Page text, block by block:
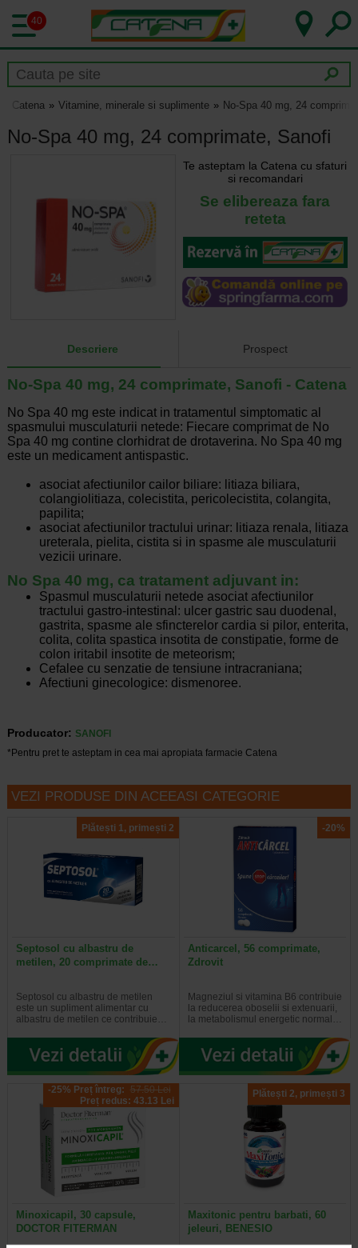
40
Catena Vitamine, minerale si suplimente No-Spa 40 mg, 24
No-Spa 40 mg, 24 comprimate, Sanofi
Te asteptam la Catena cu sfaturi
si recomandari
Se elibereaza fara
reteta
Descriere Prospect
No-Spa 40 mg, 24 comprimate, Sanofi - Catena
No Spa 40 mg este indicat in tratamentul simptomatic al
spasmului musculaturii netede: Fiecare comprimat de No
Spa 40 mg contine clorhidrat de drotaverina. No Spa 40 mg
este un medicament antispastic.
asociat afectiunilor cailor biliare: litiaza biliara,
colangiolitiaza, colecistita, pericolecistita, colangita,
papilita;
asociat afectiunilor tractului urinar: litiaza renala, litiaza
ureterala, pielita, cistita si in spasme ale musculaturii
vezicii urinare.
No Spa 40 mg, ca tratament adjuvant in:
Spasmul musculaturii netede asociat afectiunilor
tractului gastro-intestinal: ulcer gastric sau duodenal,
gastrita, spasme ale sfincterelor cardia si pilor, enterita,
colita, colita spastica insotita de constipatie, forme de
colon iritabil insotite de meteorism;
Cefalee cu senzatie de tensiune intracraniana;
Afectiuni ginecologice: dismenoree.
Producator: SANOFI
*Pentru pret te asteptam in cea mai apropiata farmacie Catena
VEZI PRODUSE DIN ACEEASI CATEGORIE
Plătești 1, primești 2
Septosol cu albastru de
metilen, 20 comprimate de…
Septosol cu albastru de metilen
este un supliment alimentar cu
albastru de metilen ce contribuie…
-20%
Anticarcel, 56 comprimate,
Zdrovit
Magneziul si vitamina B6 contribuie
la reducerea oboselii si extenuarii,
la metabolismul energetic normal…
-25% Preț întreg: 57.50 Lei
Preț redus: 43.13 Lei
Minoxicapil, 30 capsule,
DOCTOR FITERMAN
Plătești 2, primești 3
Maxitonic pentru barbati, 60
jeleuri, BENESIO